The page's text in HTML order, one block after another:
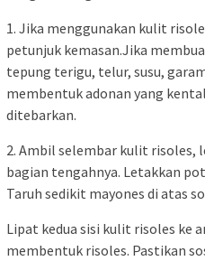
1. Jika menggunakan kulit
petunjuk kemasan.Jika
tepung terigu, telur, susu,
membentuk adonan yang
ditebarkan.
2. Ambil selembar kulit risoles,
bagian tengahnya. Letakkan
Taruh sedikit mayones di atas
Lipat kedua sisi kulit risoles ke
membentuk risoles. Pastikan